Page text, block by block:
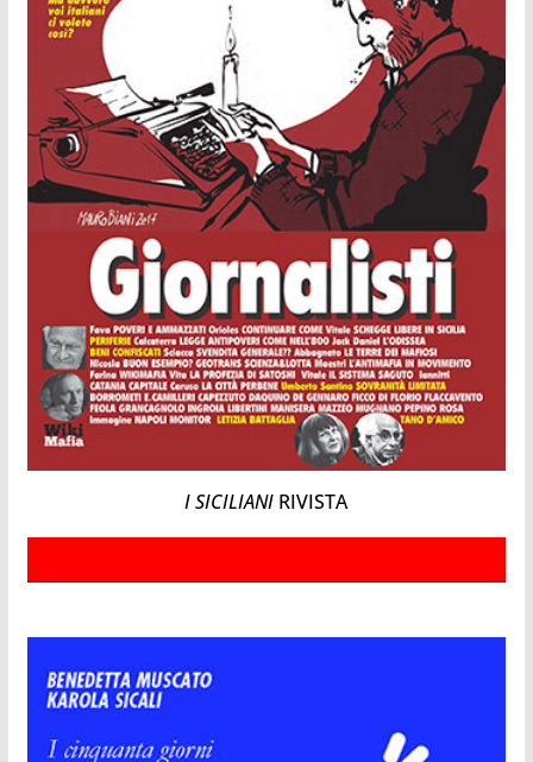
I SICILIANI RIVISTA